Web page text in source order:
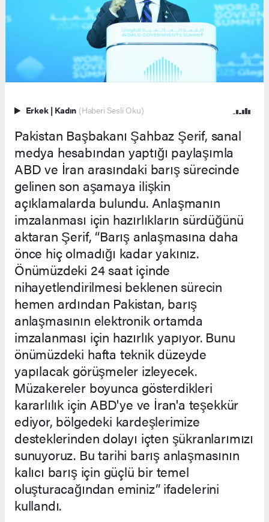
Erkek | Kadın (Haberi Sesli Oku)
Pakistan Başbakanı Şahbaz Şerif, sanal
medya hesabından yaptığı paylaşımla
ABD ve İran arasındaki barış sürecinde
gelinen son aşamaya ilişkin
açıklamalarda bulundu. Anlaşmanın
imzalanması için hazırlıkların sürdüğünü
aktaran Şerif, “Barış anlaşmasına daha
önce hiç olmadığı kadar yakınız.
Önümüzdeki 24 saat içinde
nihayetlendirilmesi beklenen sürecin
hemen ardından Pakistan, barış
anlaşmasının elektronik ortamda
imzalanması için hazırlık yapıyor. Bunu
önümüzdeki hafta teknik düzeyde
yapılacak görüşmeler izleyecek.
Müzakereler boyunca gösterdikleri
kararlılık için ABD'ye ve İran'a teşekkür
ediyor, bölgedeki kardeşlerimize
desteklerinden dolayı içten şükranlarımızı
sunuyoruz. Bu tarihi barış anlaşmasının
kalıcı barış için güçlü bir temel
oluşturacağından eminiz” ifadelerini
kullandı.